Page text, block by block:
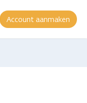
Account aanmaken